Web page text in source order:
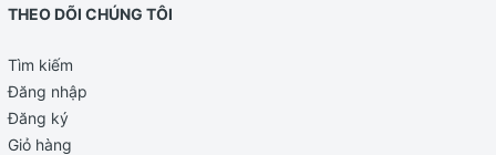
THEO DÕI CHÚNG TÔI
Tìm kiếm
Đăng nhập
Đăng ký
Giỏ hàng